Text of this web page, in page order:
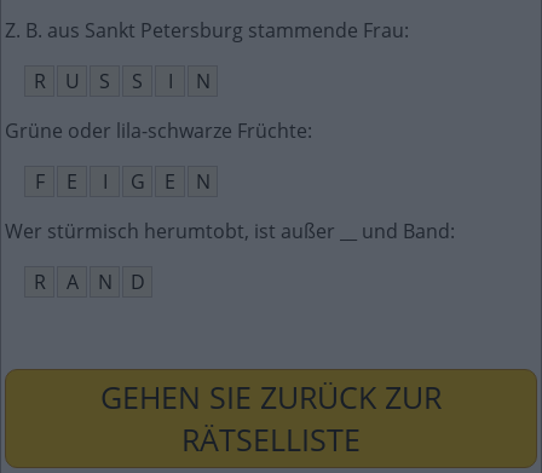
Z. B. aus Sankt Petersburg stammende Frau:
R
U S S I
N
Grüne oder lila-schwarze Früchte:
F
E I G E
N
Wer stürmisch herumtobt, ist außer __ und Band:
R
A N D
GEHEN SIE ZURÜCK ZUR
RÄTSELLISTE